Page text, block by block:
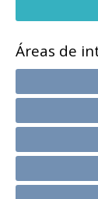
Áreas de